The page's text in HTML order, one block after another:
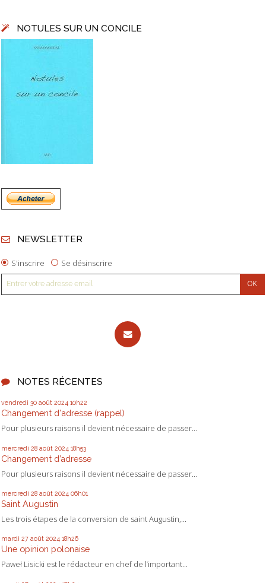
NOTULES SUR UN CONCILE
NEWSLETTER
S'inscrire Se désinscrire
NOTES RÉCENTES
vendredi 30 août 2024 10h22
Changement d'adresse (rappel)
Pour plusieurs raisons il devient nécessaire de passer...
mercredi 28 août 2024 18h53
Changement d’adresse
Pour plusieurs raisons il devient nécessaire de passer...
mercredi 28 août 2024 06h01
Saint Augustin
Les trois étapes de la conversion de saint Augustin,...
mardi 27 août 2024 18h26
Une opinion polonaise
Paweł Lisicki est le rédacteur en chef de l’important...